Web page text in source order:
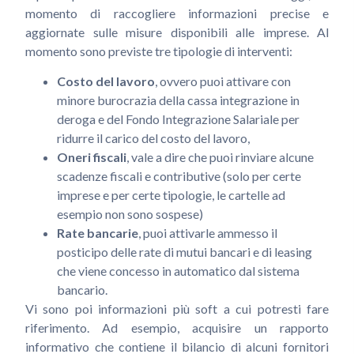
momento di raccogliere informazioni precise e
aggiornate sulle misure disponibili alle imprese. Al
momento sono previste tre tipologie di interventi:
Costo del lavoro, ovvero puoi attivare con
minore burocrazia della cassa integrazione in
deroga e del Fondo Integrazione Salariale per
ridurre il carico del costo del lavoro,
Oneri fiscali, vale a dire che puoi rinviare alcune
scadenze fiscali e contributive (solo per certe
imprese e per certe tipologie, le cartelle ad
esempio non sono sospese)
Rate bancarie, puoi attivarle ammesso il
posticipo delle rate di mutui bancari e di leasing
che viene concesso in automatico dal sistema
bancario.
Vi sono poi informazioni più soft a cui potresti fare
riferimento. Ad esempio, acquisire un rapporto
informativo che contiene il bilancio di alcuni fornitori